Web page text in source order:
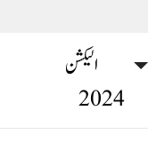
الیکشن
2024